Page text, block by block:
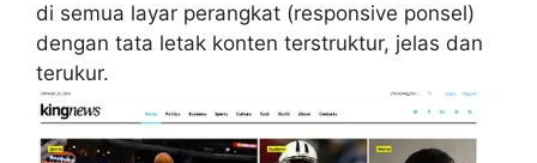
di semua layar perangkat (responsive ponsel)
dengan tata letak konten terstruktur, jelas dan
terukur.